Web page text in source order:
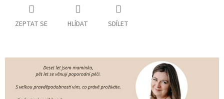
ZEPTAT SE HLÍDAT SDÍLET